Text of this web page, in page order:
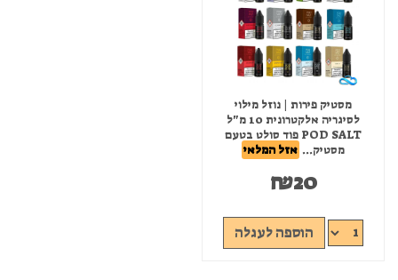
מסטיק פירות | נוזל מילוי
לסיגריה אלקטרונית 10 מ"ל
POD SALT פוד סולט בטעם
מסטיק... אזל המלאי
₪20
הוספה לעגלה